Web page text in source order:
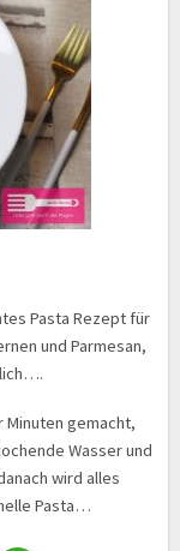
Pasta Rezept für
und Parmesan,
Minuten gemacht,
Wasser und
wird alles
Pasta…